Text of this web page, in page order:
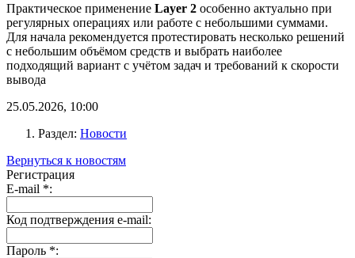
Практическое применение Layer 2 особенно актуально при
регулярных операциях или работе с небольшими суммами.
Для начала рекомендуется протестировать несколько решений
с небольшим объёмом средств и выбрать наиболее
подходящий вариант с учётом задач и требований к скорости
вывода
25.05.2026, 10:00
Раздел: Новости
Вернуться к новостям
Регистрация
E-mail *:
Код подтверждения e-mail:
Пароль *: